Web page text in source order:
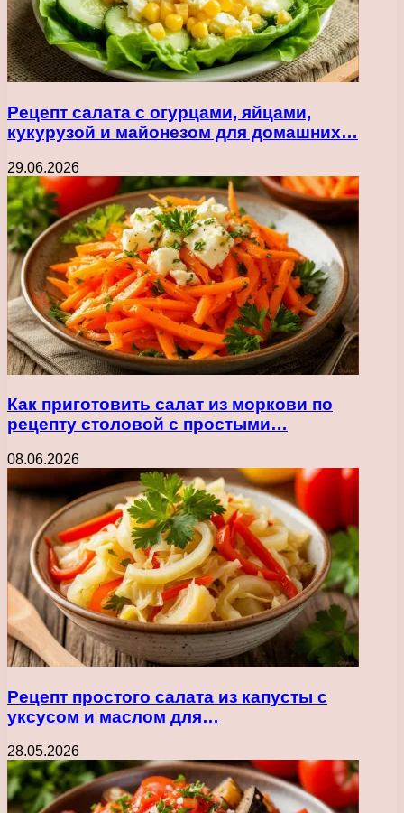
Рецепт салата с огурцами, яйцами,
кукурузой и майонезом для домашних…
29.06.2026
Как приготовить салат из моркови по
рецепту столовой с простыми…
08.06.2026
Рецепт простого салата из капусты с
уксусом и маслом для…
28.05.2026